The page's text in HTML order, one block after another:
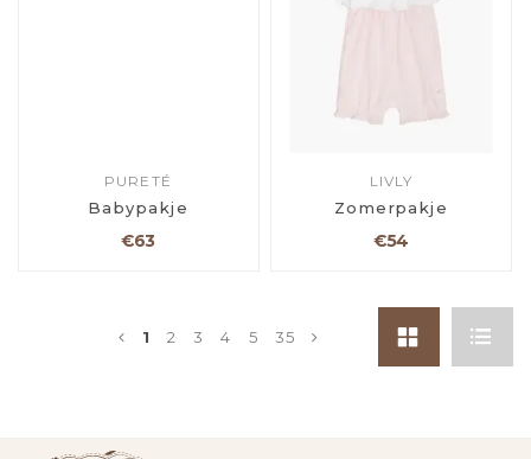
PURETÉ
Babypakje
€63
LIVLY
Zomerpakje
€54
1 2 3 4 5 35